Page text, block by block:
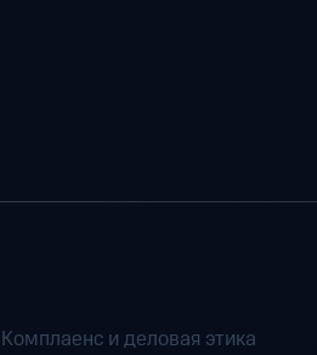
Комплаенс и деловая этика